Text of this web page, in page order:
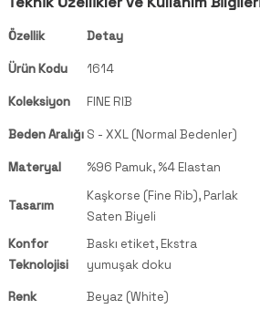
Özellik Detay
Ürün Kodu 1614
Koleksiyon FINE RIB
Beden Aralığı S - XXL (Normal Bedenler)
Materyal %96 Pamuk, %4 Elastan
Tasarım
Kaşkorse (Fine Rib), Parlak
Saten Biyeli
Konfor
Teknolojisi
Baskı etiket, Ekstra
yumuşak doku
Renk Beyaz (White)